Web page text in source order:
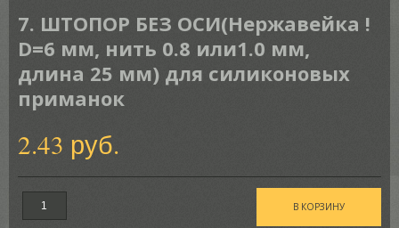
7. ШТОПОР БЕЗ ОСИ(Нержавейка !
D=6 мм, нить 0.8 или1.0 мм,
длина 25 мм) для силиконовых
приманок
2.43 руб.